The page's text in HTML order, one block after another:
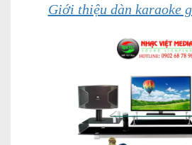
Giới thiệu dàn karaoke